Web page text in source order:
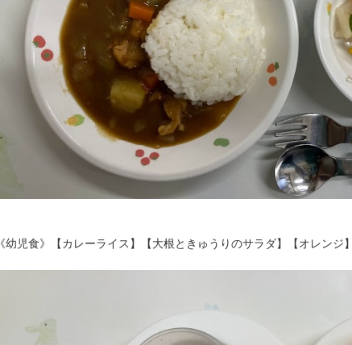
《幼児食》【カレーライス】【大根ときゅうりのサラダ】【オレンジ